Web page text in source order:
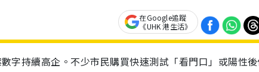
在Google追蹤
《UHK 港生活》
字持續高企。不少市民購買快速測試「看門口」或陽性